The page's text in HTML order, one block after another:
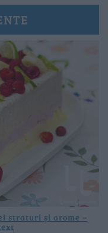
straturi și arome –